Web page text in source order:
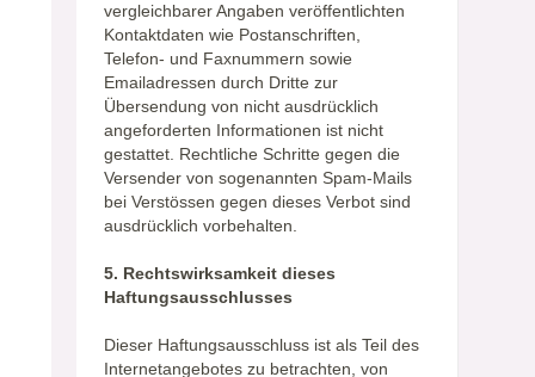
vergleichbarer Angaben veröffentlichten
Kontaktdaten wie Postanschriften,
Telefon- und Faxnummern sowie
Emailadressen durch Dritte zur
Übersendung von nicht ausdrücklich
angeforderten Informationen ist nicht
gestattet. Rechtliche Schritte gegen die
Versender von sogenannten Spam-Mails
bei Verstössen gegen dieses Verbot sind
ausdrücklich vorbehalten.
5. Rechtswirksamkeit dieses
Haftungsausschlusses
Dieser Haftungsausschluss ist als Teil des
Internetangebotes zu betrachten, von